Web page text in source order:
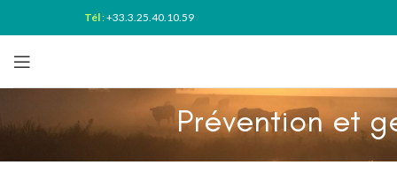
Tél:+33.3.25.40.10.59
Prévention et